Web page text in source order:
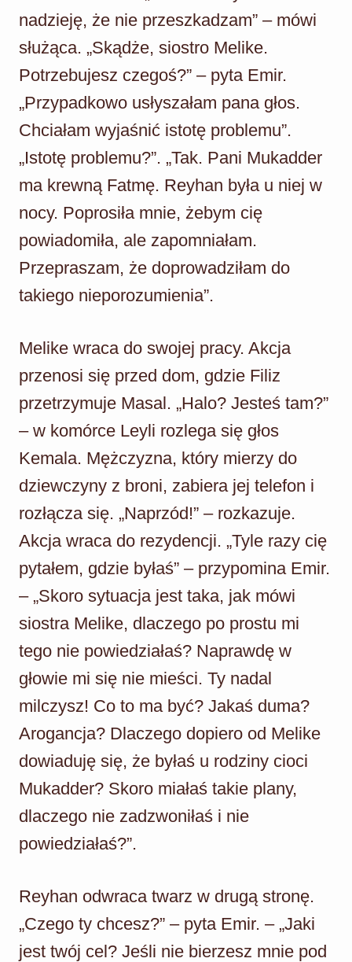
nadzieję, że nie przeszkadzam” – mówi
służąca. „Skądże, siostro Melike.
Potrzebujesz czegoś?” – pyta Emir.
„Przypadkowo usłyszałam pana głos.
Chciałam wyjaśnić istotę problemu”.
„Istotę problemu?”. „Tak. Pani Mukadder
ma krewną Fatmę. Reyhan była u niej w
nocy. Poprosiła mnie, żebym cię
powiadomiła, ale zapomniałam.
Przepraszam, że doprowadziłam do
takiego nieporozumienia”.
Melike wraca do swojej pracy. Akcja
przenosi się przed dom, gdzie Filiz
przetrzymuje Masal. „Halo? Jesteś tam?”
– w komórce Leyli rozlega się głos
Kemala. Mężczyzna, który mierzy do
dziewczyny z broni, zabiera jej telefon i
rozłącza się. „Naprzód!” – rozkazuje.
Akcja wraca do rezydencji. „Tyle razy cię
pytałem, gdzie byłaś” – przypomina Emir.
– „Skoro sytuacja jest taka, jak mówi
siostra Melike, dlaczego po prostu mi
tego nie powiedziałaś? Naprawdę w
głowie mi się nie mieści. Ty nadal
milczysz! Co to ma być? Jakaś duma?
Arogancja? Dlaczego dopiero od Melike
dowiaduję się, że byłaś u rodziny cioci
Mukadder? Skoro miałaś takie plany,
dlaczego nie zadzwoniłaś i nie
powiedziałaś?”.
Reyhan odwraca twarz w drugą stronę.
„Czego ty chcesz?” – pyta Emir. – „Jaki
jest twój cel? Jeśli nie bierzesz mnie pod